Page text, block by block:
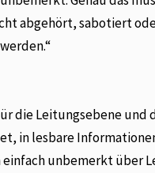
abgehört, sabotiert
die Leitungsebene und
in lesbare
unbemerkt über